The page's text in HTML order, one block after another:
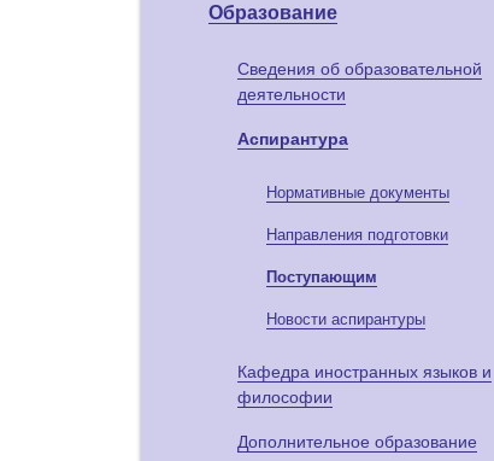
Образование
Сведения об образовательной
деятельности
Аспирантура
Нормативные документы
Направления подготовки
Поступающим
Новости аспирантуры
Кафедра иностранных языков и
философии
Дополнительное образование